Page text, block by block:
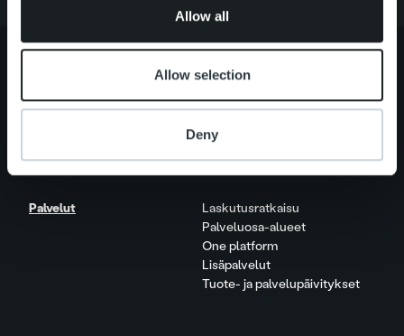
Allow all
Allow selection
Deny
Tietoa meistä
Johto ja organisaatio
Vastuullisuus
Palvelut
Laskutusratkaisu
Palveluosa-alueet
One platform
Lisäpalvelut
Tuote- ja palvelupäivitykset